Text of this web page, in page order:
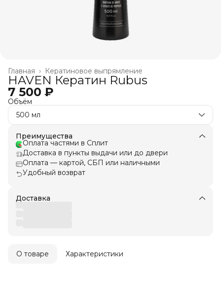
Кератиновое выпрямление
Главная ›
HAVEN Кератин Rubus
7 500 ₽
Объём
500 мл
Преимущества
Оплата частями в Сплит
Доставка в пункты выдачи или до двери
Оплата — картой, СБП или наличными
Удобный возврат
Доставка
О товаре Характеристики